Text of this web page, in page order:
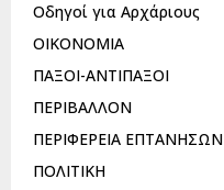
Οδηγοί για Αρχάριους
ΟΙΚΟΝΟΜΙΑ
ΠΑΞΟΙ-ΑΝΤΙΠΑΞΟΙ
ΠΕΡΙΒΑΛΛΟΝ
ΠΕΡΙΦΕΡΕΙΑ ΕΠΤΑΝΗΣΩΝ
ΠΟΛΙΤΙΚΗ